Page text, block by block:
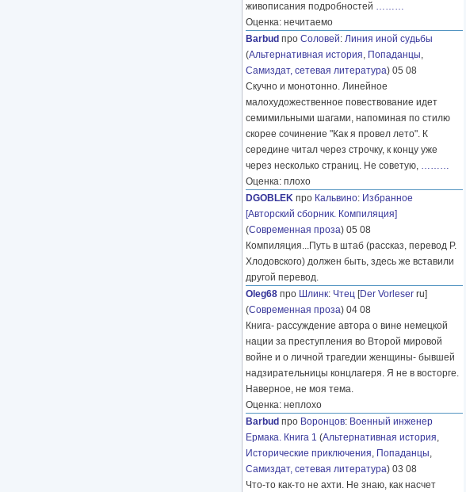
живописания подробностей ………
Оценка: нечитаемо
Barbud про Соловей: Линия иной судьбы
(Альтернативная история, Попаданцы,
Самиздат, сетевая литература) 05 08
Скучно и монотонно. Линейное
малохудожественное повествование идет
семимильными шагами, напоминая по стилю
скорее сочинение "Как я провел лето". К
середине читал через строчку, к концу уже
через несколько страниц. Не советую, ………
Оценка: плохо
DGOBLEK про Кальвино: Избранное
[Авторский сборник. Компиляция]
(Современная проза) 05 08
Компиляция...Путь в штаб (рассказ, перевод Р.
Хлодовского) должен быть, здесь же вставили
другой перевод.
Oleg68 про Шлинк: Чтец [Der Vorleser ru]
(Современная проза) 04 08
Книга- рассуждение автора о вине немецкой
нации за преступления во Второй мировой
войне и о личной трагедии женщины- бывшей
надзирательницы концлагеря. Я не в восторге.
Наверное, не моя тема.
Оценка: неплохо
Barbud про Воронцов: Военный инженер
Ермака. Книга 1 (Альтернативная история,
Исторические приключения, Попаданцы,
Самиздат, сетевая литература) 03 08
Что-то как-то не ахти. Не знаю, как насчет